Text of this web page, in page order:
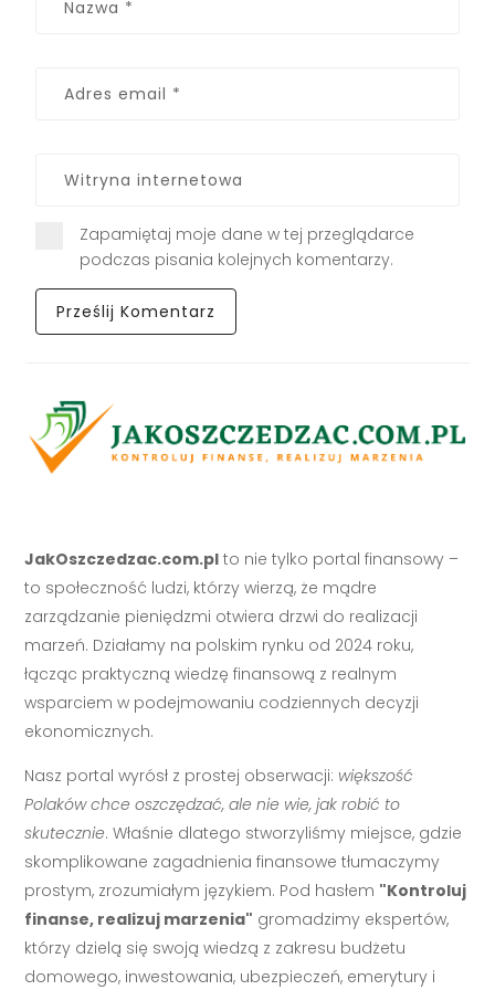
Zapamiętaj moje dane w tej przeglądarce
podczas pisania kolejnych komentarzy.
JakOszczedzac.com.pl to nie tylko portal finansowy –
to społeczność ludzi, którzy wierzą, że mądre
zarządzanie pieniędzmi otwiera drzwi do realizacji
marzeń. Działamy na polskim rynku od 2024 roku,
łącząc praktyczną wiedzę finansową z realnym
wsparciem w podejmowaniu codziennych decyzji
ekonomicznych.
Nasz portal wyrósł z prostej obserwacji: większość
Polaków chce oszczędzać, ale nie wie, jak robić to
skutecznie. Właśnie dlatego stworzyliśmy miejsce, gdzie
skomplikowane zagadnienia finansowe tłumaczymy
prostym, zrozumiałym językiem. Pod hasłem "Kontroluj
finanse, realizuj marzenia" gromadzimy ekspertów,
którzy dzielą się swoją wiedzą z zakresu budżetu
domowego, inwestowania, ubezpieczeń, emerytury i